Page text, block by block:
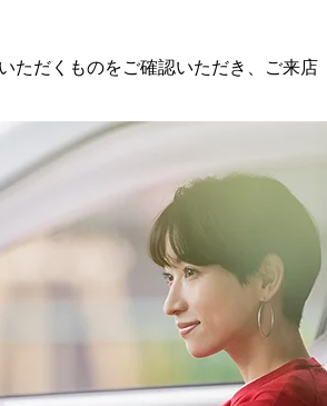
ただくものをご確認いただき、ご来店